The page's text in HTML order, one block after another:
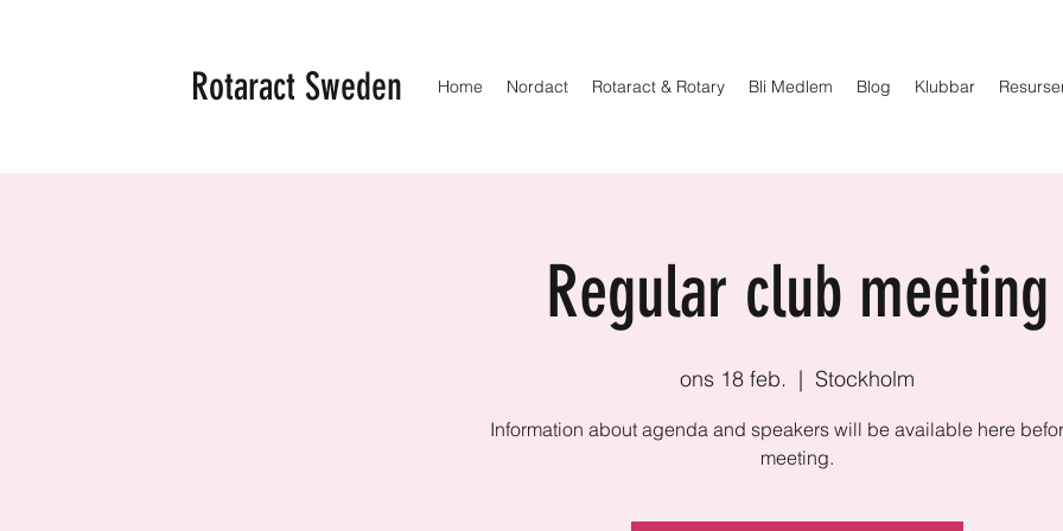
Rotaract Sweden Home Nordact Rotaract & Rotary Bli Medlem Blog Klubbar
Regular club meeting
ons 18 feb.
  |
Stockholm
Information about agenda and speakers will be available here
meeting.